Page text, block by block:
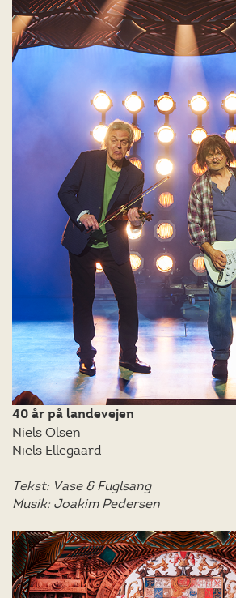
40 år på landevejen
Niels Olsen
Niels Ellegaard
Tekst: Vase & Fuglsang
Musik: Joakim Pedersen